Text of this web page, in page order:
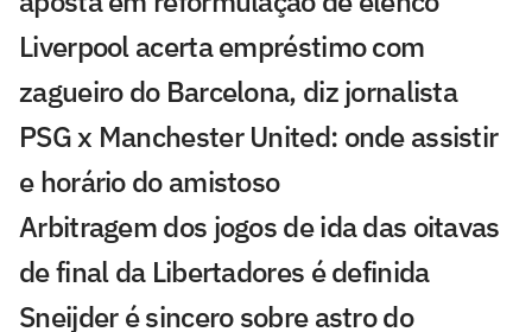
Liverpool acerta empréstimo com
zagueiro do Barcelona, diz jornalista
PSG x Manchester United: onde assistir
e horário do amistoso
Arbitragem dos jogos de ida das oitavas
de final da Libertadores é definida
Sneijder é sincero sobre astro do